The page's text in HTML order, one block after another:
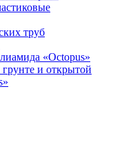
труб
«Octopus»
и открытой